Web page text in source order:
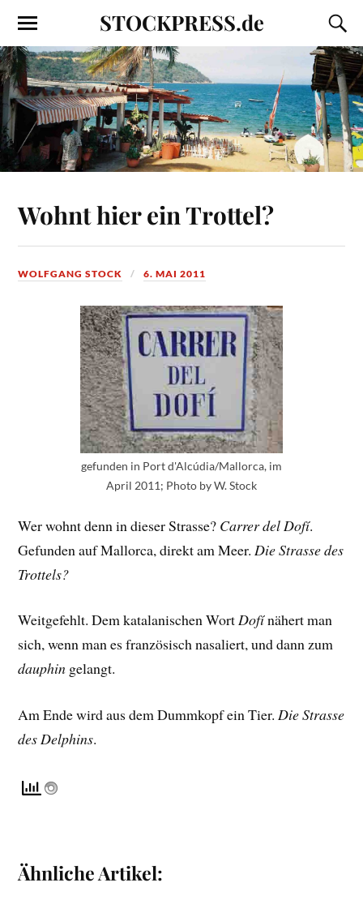
STOCKPRESS.de
Wohnt hier ein Trottel?
WOLFGANG STOCK 6. MAI 2011
gefunden in Port d'Alcúdia/Mallorca, im
April 2011; Photo by W. Stock
Wer wohnt denn in dieser Strasse? Carrer del Dofí.
Gefunden auf Mallorca, direkt am Meer. Die Strasse des
Trottels?
Weitgefehlt. Dem katalanischen WortDofínähert man
sich, wenn man es französisch nasaliert, und dann zum
dauphin gelangt.
Am Ende wird aus dem Dummkopf ein Tier.Die Strasse
des Delphins.
Ähnliche Artikel: